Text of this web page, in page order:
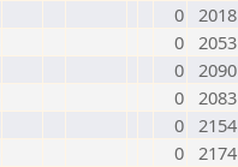
0 2018
0 2053
0 2090
0 2083
0 2154
0 2174